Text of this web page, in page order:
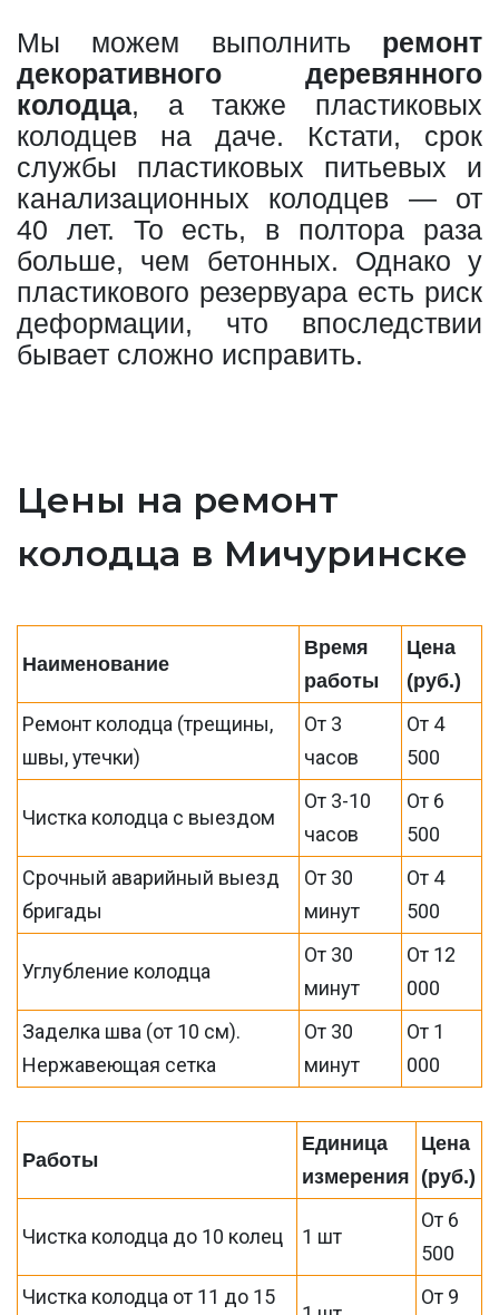
Мы можем выполнить ремонт
декоративного деревянного
колодца, а также пластиковых
колодцев на даче. Кстати, срок
службы пластиковых питьевых и
канализационных колодцев — от
40 лет. То есть, в полтора раза
больше, чем бетонных. Однако у
пластикового резервуара есть риск
деформации, что впоследствии
бывает сложно исправить.
Цены на ремонт
колодца в Мичуринске
Наименование
Время
работы
Цена
(руб.)
Ремонт колодца (трещины,
швы, утечки)
От 3
часов
От 4
500
Чистка колодца с выездом
От 3-10
часов
От 6
500
Срочный аварийный выезд
бригады
От 30
минут
От 4
500
Углубление колодца
От 30
минут
От 12
000
Заделка шва (от 10 см).
Нержавеющая сетка
От 30
минут
От 1
000
Работы
Единица
измерения
Цена
(руб.)
Чистка колодца до 10 колец 1 шт
От 6
500
Чистка колодца от 11 до 15
От 9